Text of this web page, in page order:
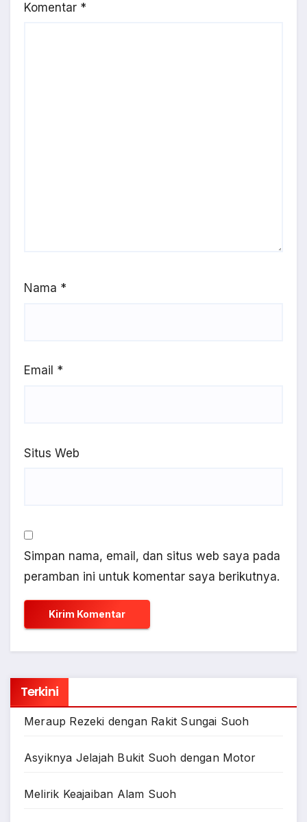
Komentar *
Nama *
Email *
Situs Web
Simpan nama, email, dan situs web saya pada
peramban ini untuk komentar saya berikutnya.
Terkini
Meraup Rezeki dengan Rakit Sungai Suoh
Asyiknya Jelajah Bukit Suoh dengan Motor
Melirik Keajaiban Alam Suoh